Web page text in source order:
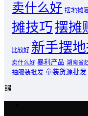
卖什么好 摆地摊
摊技巧摆摊
比较好 新手摆
卖什么好 暴利产品 湖南省
袖服装批发 童装货源批发